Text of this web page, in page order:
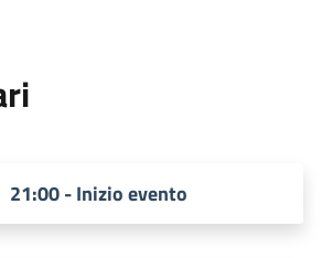
21:00 - Inizio evento